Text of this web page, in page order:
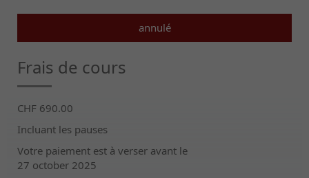
annulé
Frais de cours
CHF 690.00
Incluant les pauses
Votre paiement est à verser avant le
27 october 2025